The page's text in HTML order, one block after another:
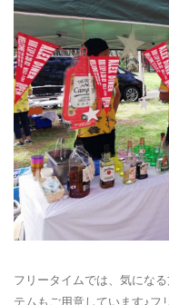
フリータイムでは、気にな
テムもご用意しています♪フ